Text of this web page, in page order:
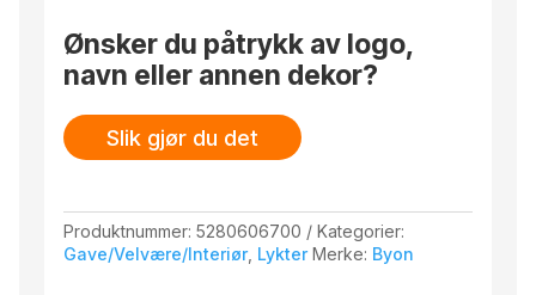
klassisk glasskunst. Håndlaget. Farge- og
strukturforskjeller kan forekomme. Design
Byon Studio. Leveres i Byon-eske.
Ønsker du påtrykk av logo,
navn eller annen dekor?
Slik gjør du det
Produktnummer:5280606700
Kategorier:
Gave/Velvære/Interiør, Lykter Merke: Byon